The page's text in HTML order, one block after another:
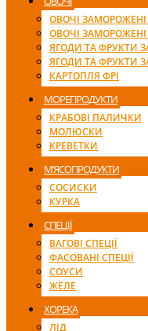
ОВОЧІ ЗАМОРОЖЕНІ
ОВОЧІ
ЯГОДИ ТА ФРУКТИ
ЯГОДИ ТА ФРУКТИ
КАРТОПЛЯ ФРІ
МОРЕПРОДУКТИ
КРАБОВІ ПАЛИЧКИ
МОЛЮСКИ
КРЕВЕТКИ
М’ЯСОПРОДУКТИ
СОСИСКИ
КУРКА
СПЕЦІЇ
ВАГОВІ СПЕЦІЇ
ФАСОВАНІ СПЕЦІЇ
СОУСИ
ЖЕЛЕ
ХОРЕКА
ЛІД